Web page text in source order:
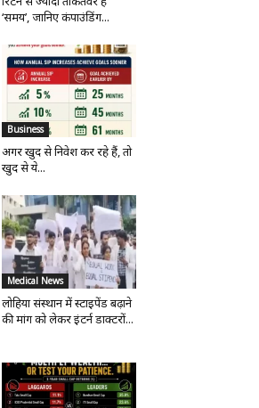
‘समय’, जानिए कंपाउंडिंग...
Business
अगर खुद से निवेश कर रहे हैं, तो
खुद से ये...
Medical News
लोहिया संस्थान में स्टाइपेंड बढ़ाने
की मांग को लेकर इंटर्न डाक्टरों...